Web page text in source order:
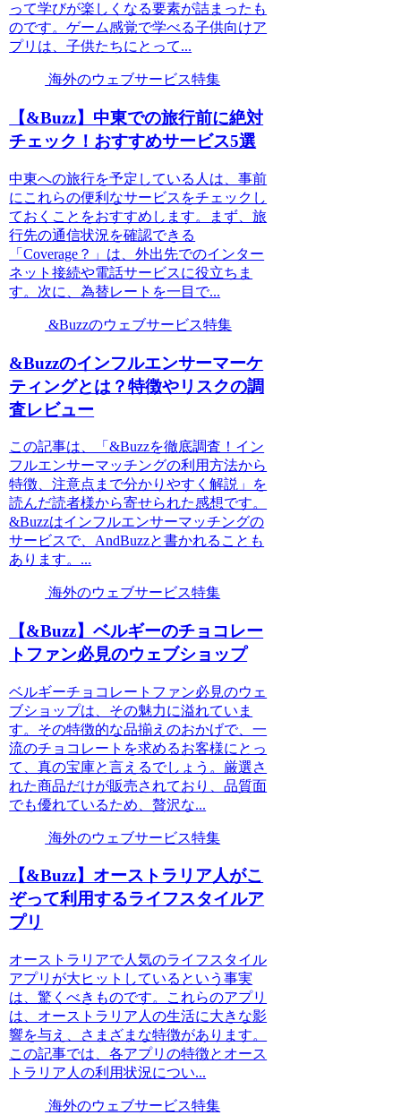
って学びが楽しくなる要素が詰まったも
のです。ゲーム感覚で学べる子供向けア
プリは、子供たちにとって...
海外のウェブサービス特集
【&Buzz】中東での旅行前に絶対
チェック！おすすめサービス5選
中東への旅行を予定している人は、事前
にこれらの便利なサービスをチェックし
ておくことをおすすめします。まず、旅
行先の通信状況を確認できる
「Coverage？」は、外出先でのインター
ネット接続や電話サービスに役立ちま
す。次に、為替レートを一目で...
&Buzzのウェブサービス特集
&Buzzのインフルエンサーマーケ
ティングとは？特徴やリスクの調
査レビュー
この記事は、「&Buzzを徹底調査！イン
フルエンサーマッチングの利用方法から
特徴、注意点まで分かりやすく解説」を
読んだ読者様から寄せられた感想です。
&Buzzはインフルエンサーマッチングの
サービスで、AndBuzzと書かれることも
あります。...
海外のウェブサービス特集
【&Buzz】ベルギーのチョコレー
トファン必見のウェブショップ
ベルギーチョコレートファン必見のウェ
ブショップは、その魅力に溢れていま
す。その特徴的な品揃えのおかげで、一
流のチョコレートを求めるお客様にとっ
て、真の宝庫と言えるでしょう。厳選さ
れた商品だけが販売されており、品質面
でも優れているため、贅沢な...
海外のウェブサービス特集
【&Buzz】オーストラリア人がこ
ぞって利用するライフスタイルア
プリ
オーストラリアで人気のライフスタイル
アプリが大ヒットしているという事実
は、驚くべきものです。これらのアプリ
は、オーストラリア人の生活に大きな影
響を与え、さまざまな特徴があります。
この記事では、各アプリの特徴とオース
トラリア人の利用状況につい...
海外のウェブサービス特集